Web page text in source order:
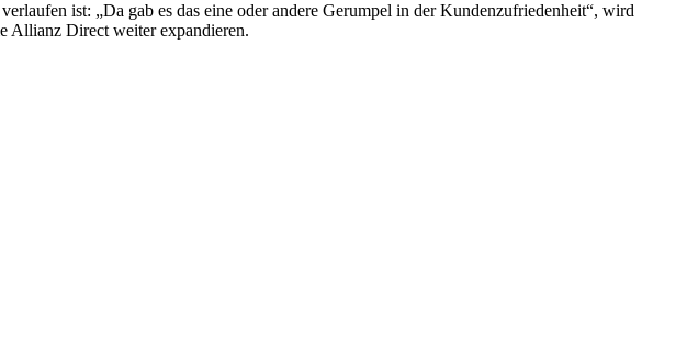
ist: „Da gab es das eine oder andere Gerumpel in der Kundenzufriedenheit“, wird
Allianz Direct weiter expandieren.